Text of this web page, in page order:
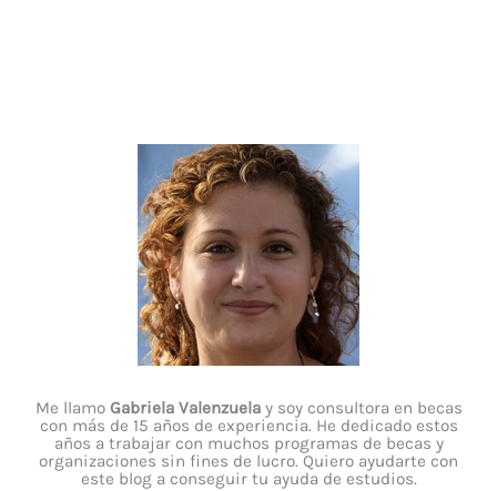
Me llamo Gabriela Valenzuelay soy consultora en becas
con más de 15 años de experiencia. He dedicado estos
años a trabajar con muchos programas de becas y
organizaciones sin fines de lucro. Quiero ayudarte con
este blog a conseguir tu ayuda de estudios.